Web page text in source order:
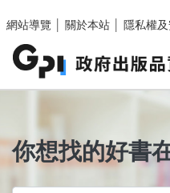
網站導覽
關於本站 隱私權
你想找的好書